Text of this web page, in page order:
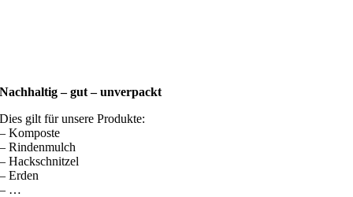
Nachhaltig – gut – unverpackt
Dies gilt für unsere Produkte:
– Komposte
– Rindenmulch
– Hackschnitzel
– Erden
– …